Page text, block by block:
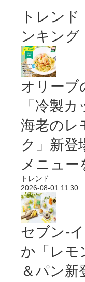
トレン
ンキング
オリーブ
「冷製
海老のレ
ク」新登
メニュー
トレンド
2026-08-01 11:30
セブン‐
か「レモ
＆パン新